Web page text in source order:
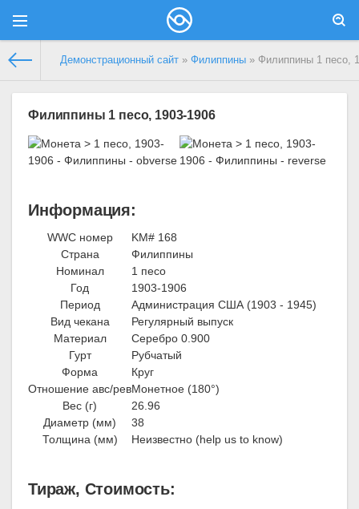
Демонстрационный сайт » Филиппины » Филиппины 1 песо,
Филиппины 1 песо, 1903-1906
Информация:
WWC номер
KM# 168
Страна
Филиппины
Номинал
1 песо
Год
1903-1906
Период
Администрация США (1903 - 1945)
Вид чекана
Регулярный выпуск
Материал
Серебро 0.900
Гурт
Рубчатый
Форма
Круг
Отношение авс/ревМонетное (180°)
Вес (г)
26.96
Диаметр (мм)
38
Толщина (мм)
Неизвестно (help us to know)
Тираж, Стоимость: